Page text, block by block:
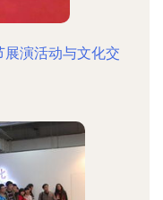
演活动与文化交